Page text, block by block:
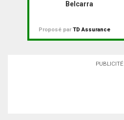
Belcarra
Proposé parTD Assurance
PUBLICITÉ